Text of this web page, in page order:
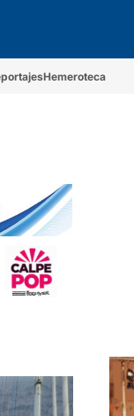
Hemeroteca